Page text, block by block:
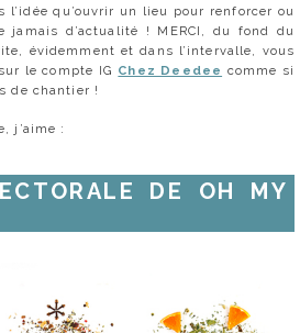
l’idée qu’ouvrir un lieu pour renforcer ou
d’actualité ! MERCI, du fond du
évidemment et dans l’intervalle, vous
le compte IG Chez Deedee comme si
de chantier !
j’aime :
DE OH MY